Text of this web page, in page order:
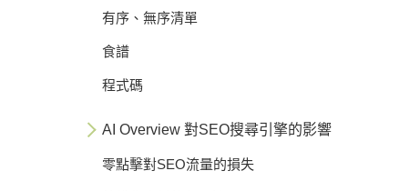
有序、無序清單
食譜
程式碼
AI Overview 對SEO搜尋引擎的影響
零點擊對SEO流量的損失